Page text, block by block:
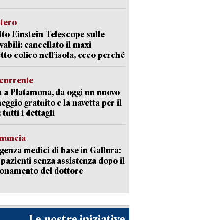
Einstein Telescope sulle
cancellato il maxi
eolico nell’isola, ecco perché
a Platamona, da oggi un nuovo
gratuito e la navetta per il
tutti i dettagli
medici di base in Gallura:
pazienti senza assistenza dopo il
del dottore